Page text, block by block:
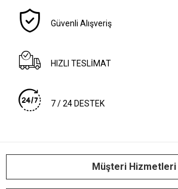
Güvenli Alışveriş
HIZLI TESLİMAT
7 / 24 DESTEK
Müşteri Hizmetleri